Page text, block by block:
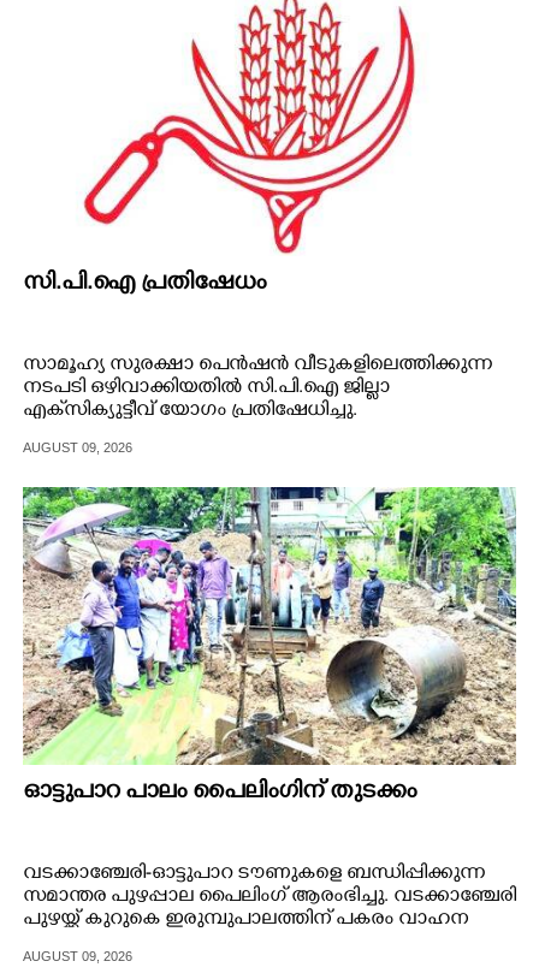
സി.പി.ഐ പ്രതിഷേധം
സാമൂഹ്യ സുരക്ഷാ പെൻഷൻ വീടുകളിലെത്തിക്കുന്ന
നടപടി ഒഴിവാക്കിയതിൽ സി.പി.ഐ ജില്ലാ
എക്‌സിക്യുട്ടീവ് യോഗം പ്രതിഷേധിച്ചു.
AUGUST 09, 2026
ഓട്ടുപാറ പാലം പൈലിംഗിന് തുടക്കം
വടക്കാഞ്ചേരി-ഓട്ടുപാറ ടൗണുകളെ ബന്ധിപ്പിക്കുന്ന
സമാന്തര പുഴപ്പാല പൈലിംഗ് ആരംഭിച്ചു. വടക്കാഞ്ചേരി
പുഴയ്ക്ക് കുറുകെ ഇരുമ്പുപാലത്തിന് പകരം വാഹന
16 ലക്ഷം രൂപയാണ് അനുവദിച്ചത്. 26.5 മീറ്റർ
AUGUST 09, 2026